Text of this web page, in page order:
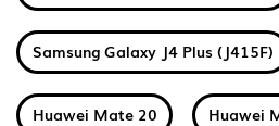
Samsung Galaxy J4 Plus (J415F)
Huawei Mate 20 Huawei